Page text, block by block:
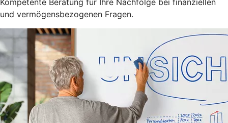
Kompetente Beratung für Ihre Nachfolge bei finanziellen
und vermögensbezogenen Fragen.